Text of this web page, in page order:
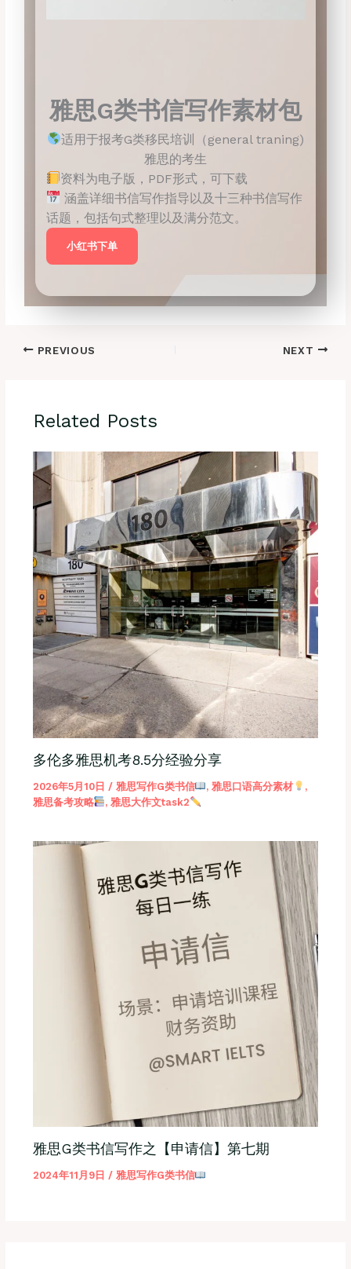
雅思G类书信写作素材包
适用于报考G类移民培训（general traning)
雅思的考生
资料为电子版，PDF形式，可下载
涵盖详细书信写作指导以及十三种书信写作
话题，包括句式整理以及满分范文。
小红书下单
PREVIOUS NEXT
Related Posts
多伦多雅思机考8.5分经验分享
2026年5月10日 / 雅思写作G类书信 , 雅思口语高分素材
,
雅思备考攻略
, 雅思大作文task2
雅思G类书信写作之【申请信】第七期
2024年11月9日 / 雅思写作G类书信